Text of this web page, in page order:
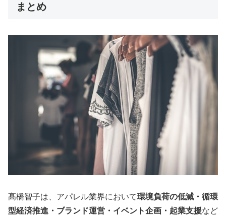
まとめ
髙橋智子は、アパレル業界において環境負荷の低減・循環
型経済推進・ブランド運営・イベント企画・起業支援など